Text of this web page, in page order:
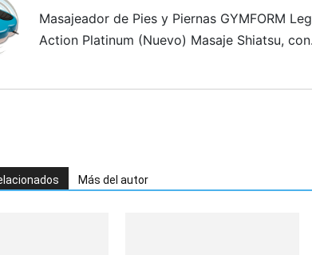
Masajeador de Pies y Piernas GYMFORM Leg
Action Platinum (Nuevo) Masaje Shiatsu, con
Más del autor